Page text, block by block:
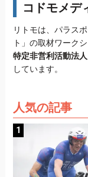
コドモメデ
リトモは、パラス
ト」の取材ワーク
特定非営利活動法
しています。
人気の記事